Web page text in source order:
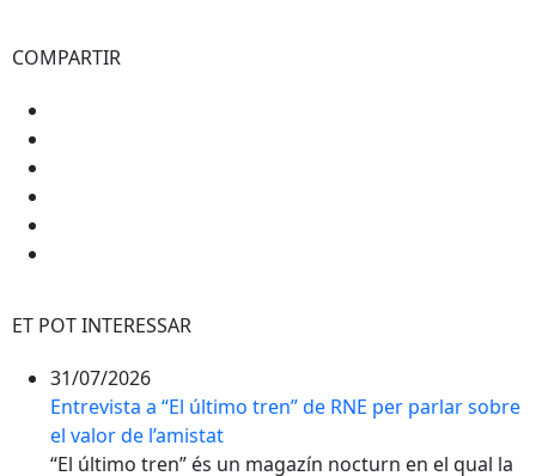
COMPARTIR
ET POT INTERESSAR
31/07/2026
Entrevista a “El último tren” de RNE per parlar sobre
el valor de l’amistat
“El último tren” és un magazín nocturn en el qual la